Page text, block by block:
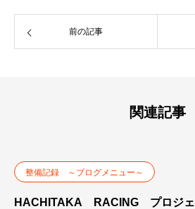
前の記事
関連記事
整備記録 ～ブログメニュー～
HACHITAKA RACING プロジェ